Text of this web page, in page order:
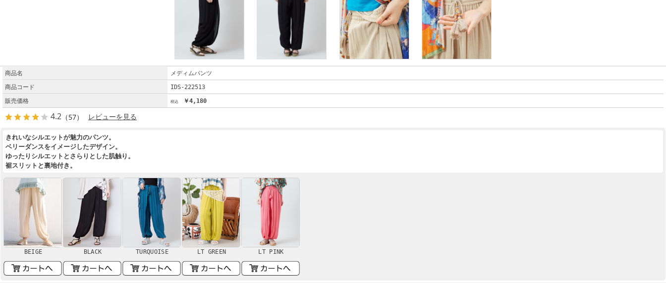
商品名
メディムパンツ
商品コード
IDS-222513
販売価格
￥4,180
4.2 （57） レビューを見る
きれいなシルエットが魅力のパンツ。
ベリーダンスをイメージしたデザイン。
ゆったりシルエットとさらりとした肌触り。
裾スリットと裏地付き。
BEIGE BLACK TURQUOISE LT GREEN LT PINK